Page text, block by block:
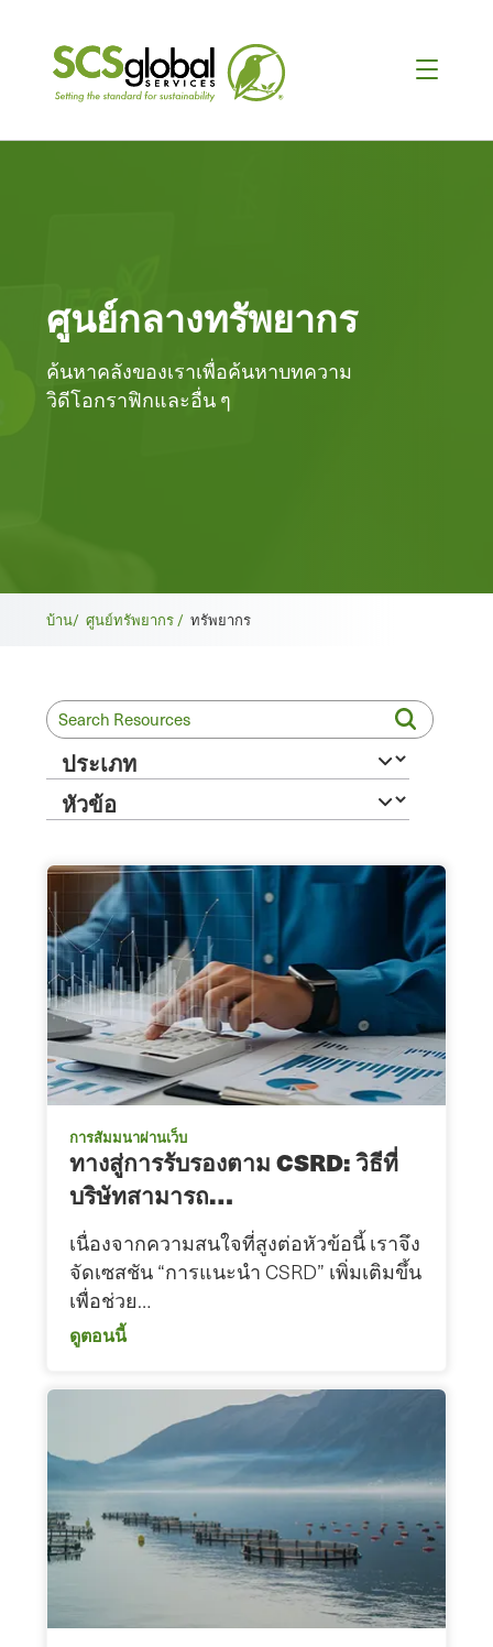
ศูนย์กลางทรัพยากร
ค้นหาคลังของเราเพื่อค้นหาบทความ
วิดีโอกราฟิกและอื่น ๆ
เบ
ค
รัม
บ์
บ้าน/ ศูนย์ทรัพยากร / ทรัพยากร
การสัมมนาผ่านเว็บ
ทางสู่การรับรองตาม CSRD: วิธีที่
บริษัทสามารถ…
เนื่องจากความสนใจที่สูงต่อหัวข้อนี้ เราจึง
จัดเซสชัน “การแนะนำ CSRD” เพิ่มเติมขึ้น
เพื่อช่วย…
ดูตอนนี้